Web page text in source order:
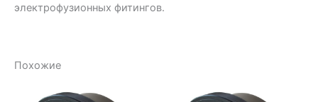
электрофузионных фитингов.
Похожие